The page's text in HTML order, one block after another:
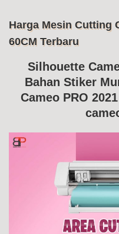
Harga Mesin Cutting
60CM Terbaru
Silhouette
Bahan Stiker
Cameo PRO